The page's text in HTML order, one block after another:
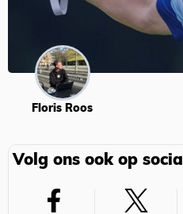
Floris Roos
Volg ons ook op social